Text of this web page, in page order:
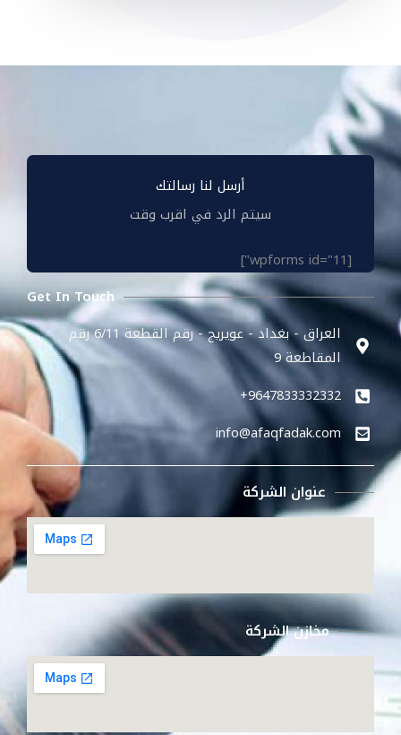
أرسل لنا رسالتك
سيتم الرد في اقرب وقت
[wpforms id="11"]
Get In Touch
العراق - بغداد - عويريج - رقم القطعة 6/11 رقم
المقاطعة 9
9647833332332+
info@afaqfadak.com​
عنوان الشركة
مخازن الشركة